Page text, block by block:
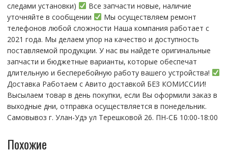
следами установки)
Все запчасти новые, наличие
уточняйте в сообщении
Мы осуществляем ремонт
телефонов любой сложности Наша компания работает с
2021 года. Мы делаем упор на качество и доступность
поставляемой продукции. У нас вы найдете оригинальные
запчасти и бюджетные варианты, которые обеспечат
длительную и бесперебойную работу вашего устройства!
Доставка Работаем с Авито доставкой БЕЗ КОМИССИИ!
Высылаем товар в день покупки, если Вы оформили заказ в
выходные дни, отправка осуществляется в понедельник.
Самовывоз г. Улан-Удэ ул Терешковой 26. ПН-СБ 10:00-18:00
Похожие